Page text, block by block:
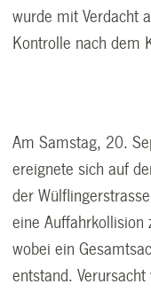
wurde mit Verdacht
Kontrolle nach dem
Am Samstag, 20.
ereignete sich auf
der
eine Auffahrkollision
wobei ein
entstand.